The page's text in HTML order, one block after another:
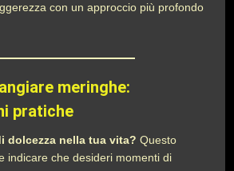
con un approccio più profondo
meringhe:
pratiche
dolcezza nella tua vita? Questo
indicare che desideri momenti di